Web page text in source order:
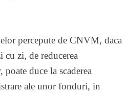
percepute de CNVM, daca
cu zi, de reducerea
duce la scaderea
ale unor fonduri, in